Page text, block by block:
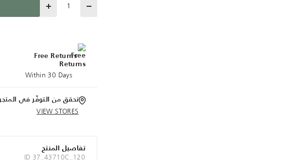
Free Returns
Within 30 Days
تحقق من التوفّر في المتجر
VIEW STORES
تفاصيل المنتج
ID 37_43710C_120